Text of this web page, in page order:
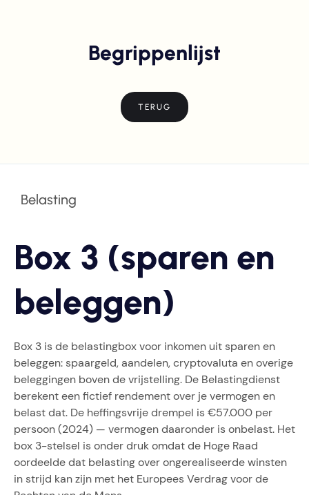
Begrippenlijst
TERUG
Belasting
Box 3 (sparen en
beleggen)
Box 3 is de belastingbox voor inkomen uit sparen en
beleggen: spaargeld, aandelen, cryptovaluta en overige
beleggingen boven de vrijstelling. De Belastingdienst
berekent een fictief rendement over je vermogen en
belast dat. De heffingsvrije drempel is €57.000 per
persoon (2024) — vermogen daaronder is onbelast. Het
box 3-stelsel is onder druk omdat de Hoge Raad
oordeelde dat belasting over ongerealiseerde winsten
in strijd kan zijn met het Europees Verdrag voor de